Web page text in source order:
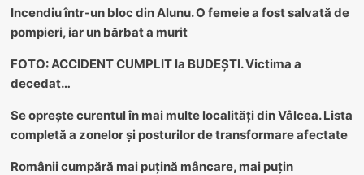
Incendiu într-un bloc din Alunu. O femeie a fost salvată de
pompieri, iar un bărbat a murit
FOTO: ACCIDENT CUMPLIT la BUDEȘTI. Victima a
decedat…
Se oprește curentul în mai multe localități din Vâlcea. Lista
completă a zonelor și posturilor de transformare afectate
Românii cumpără mai puțină mâncare, mai puțin